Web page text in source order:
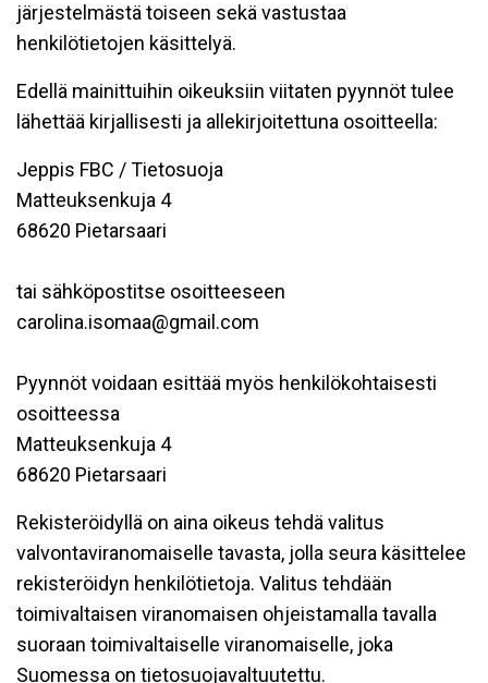
järjestelmästä toiseen sekä vastustaa
henkilötietojen käsittelyä.
Edellä mainittuihin oikeuksiin viitaten pyynnöt tulee
lähettää kirjallisesti ja allekirjoitettuna osoitteella:
Jeppis FBC / Tietosuoja
Matteuksenkuja 4
68620 Pietarsaari
tai sähköpostitse osoitteeseen
carolina.isomaa@gmail.com
Pyynnöt voidaan esittää myös henkilökohtaisesti
osoitteessa
Matteuksenkuja 4
68620 Pietarsaari
Rekisteröidyllä on aina oikeus tehdä valitus
valvontaviranomaiselle tavasta, jolla seura käsittelee
rekisteröidyn henkilötietoja. Valitus tehdään
toimivaltaisen viranomaisen ohjeistamalla tavalla
suoraan toimivaltaiselle viranomaiselle, joka
Suomessa on tietosuojavaltuutettu.